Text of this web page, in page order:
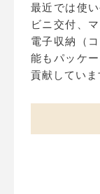
最近では使
ビニ交付、
電子収納（
能もパッケ
貢献していま